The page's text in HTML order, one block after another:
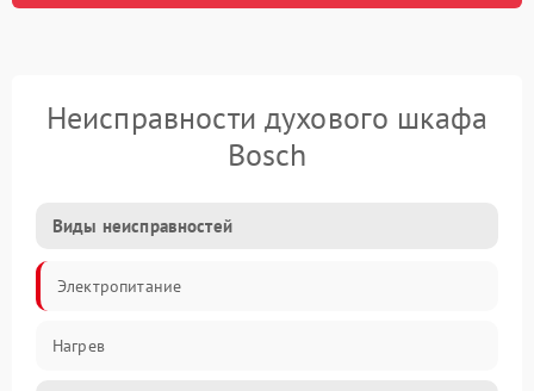
Неисправности духового шкафа
Bosch
Виды неисправностей
Электропитание
Нагрев